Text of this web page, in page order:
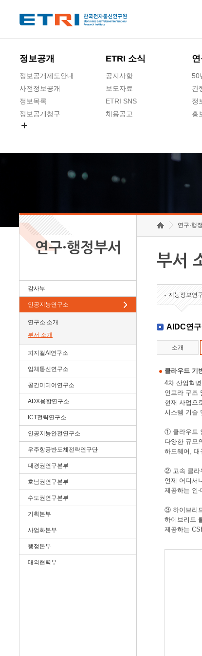
정보공개
정보공개제도안내
사전정보공개
정보목록
정보공개청구
ETRI 소식
공지사항
보도자료
ETRI SNS
채용공고
50
간
정
홍
연구·행정부서
감사부
인공지능연구소
연구소 소개
부서 소개
피지컬AI연구소
입체통신연구소
공간미디어연구소
ADX융합연구소
ICT전략연구소
인공지능안전연구소
우주항공반도체전략연구단
대경권연구본부
호남권연구본부
수도권연구본부
기획본부
사업화본부
행정본부
대외협력부
연구·행
부서
지능정보연
AIDC연
소개
클라우드 기
4차 산업혁
인프라 구조
현재 사업으
시스템 기술
① 클라우드
다양한 규모
하드웨어, 대
② 고속 클라
언제 어디서
제공하는 인
③ 하이브리
하이브리드
제공하는